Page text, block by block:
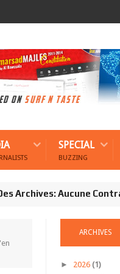
SPECIAL
BUZZING
Aucune
ARCHIVES
► 2026 (1)